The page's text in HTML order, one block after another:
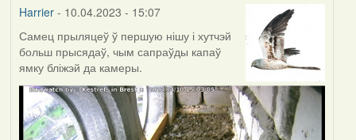
Harrier- 10.04.2023 - 15:07
Самец прыляцеў ў першую нішу і хутчэй
больш прысядаў, чым сапраўды капаў
ямку бліжэй да камеры.